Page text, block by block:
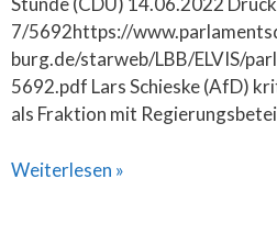
7/5692https://
burg.de/starweb/LBB/ELVIS/
5692.pdf Lars Schieske (AfD)
als Fraktion mit
Weiterlesen »